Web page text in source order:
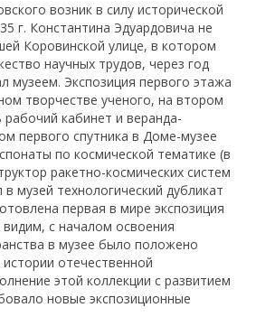
возник в силу исторической
г. Константина Эдуардовича не
Коровинской улице, в котором
научных трудов, через год
музеем. Экспозиция первого этажа
творчестве ученого, на втором
рабочий кабинет и веранда-
первого спутника в Доме-музее
по космической тематике (в
ракетно-космических систем
музей технологический дубликат
первая в мире экспозиция
с началом освоения
в музее было положено
отечественной
этой коллекции с развитием
новые экспозиционные